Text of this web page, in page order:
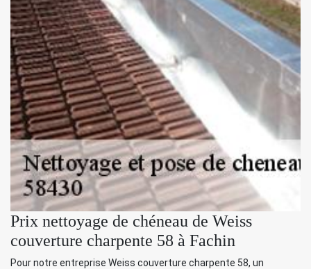
Prix nettoyage de chéneau de Weiss
couverture charpente 58 à Fachin
Pour notre entreprise Weiss couverture charpente 58, un